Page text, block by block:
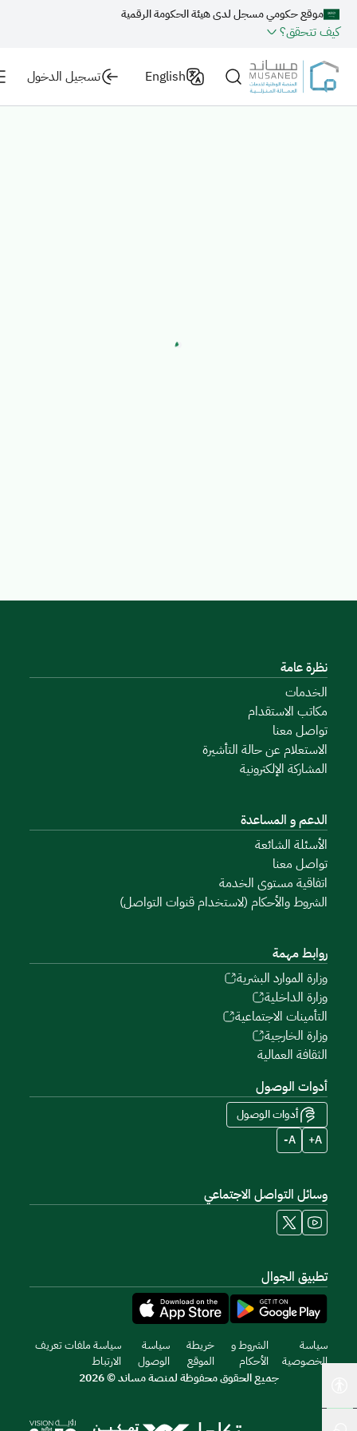
موقع حكومي مسجل لدى هيئة الحكومة الرقمية
كيف تتحقق؟
English تسجيل الدخول
نظرة عامة
الخدمات
مكاتب الاستقدام
تواصل معنا
الاستعلام عن حالة التأشيرة
المشاركة الإلكترونية
الدعم و المساعدة
الأسئلة الشائعة
تواصل معنا
اتفاقية مستوى الخدمة
الشروط والأحكام (لاستخدام قنوات التواصل)
روابط مهمة
وزارة الموارد البشرية
وزارة الداخلية
التأمينات الاجتماعية
وزارة الخارجية
الثقافة العمالية
أدوات الوصول
أدوات الوصول
A+
A-
وسائل التواصل الاجتماعي
تطبيق الجوال
سياسة
الخصوصية
الشروط و
الأحكام
خريطة
الموقع
سياسة
الوصول
سياسة ملفات تعريف
الارتباط
جميع الحقوق محفوظة لمنصة مساند © 2026